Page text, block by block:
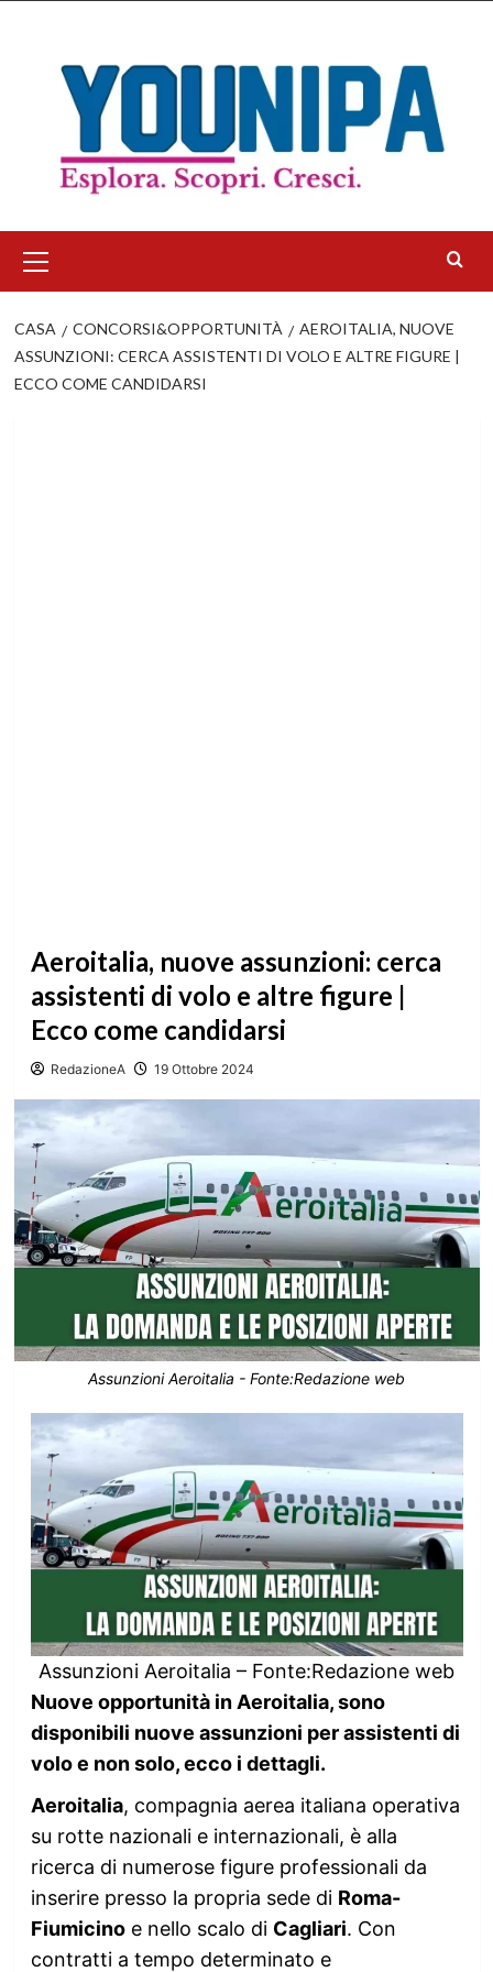
contenuto
principale
CASA CONCORSI&OPPORTUNITÀ
AEROITALIA, NUOVE
ASSUNZIONI: CERCA ASSISTENTI DI VOLO E ALTRE FIGURE |
ECCO COME CANDIDARSI
Aeroitalia, nuove assunzioni: cerca
assistenti di volo e altre figure |
Ecco come candidarsi
RedazioneA 19 Ottobre 2024
Assunzioni Aeroitalia - Fonte:Redazione web
Assunzioni Aeroitalia – Fonte:Redazione web
Nuove opportunità in Aeroitalia, sono
disponibili nuove assunzioni per assistenti di
volo e non solo, ecco i dettagli.
Aeroitalia, compagnia aerea italiana operativa
su rotte nazionali e internazionali, è alla
ricerca di numerose figure professionali da
inserire presso la propria sede di Roma-
Fiumicinoe nello scalo di Cagliari. Con
contratti a tempo determinato e